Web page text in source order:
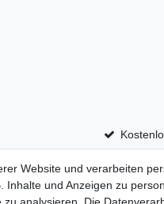
Website und verarbeiten
und Anzeigen zu